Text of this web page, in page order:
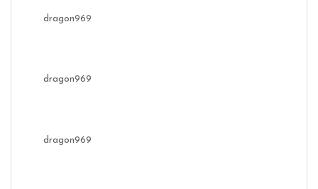
dragon969
dragon969
dragon969